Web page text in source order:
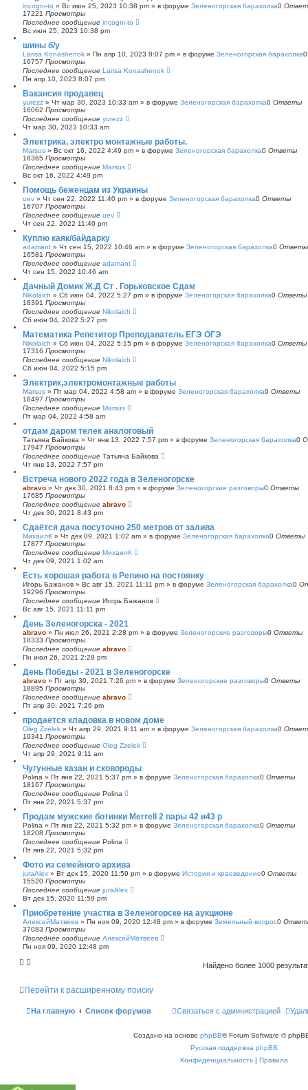
incogni-to » Вс июн 25, 2023 10:38 pm » в форуме Зеленогорская барахолка0
17221 Просмотры
Последнее сообщение incogni-to
Вс июн 25, 2023 10:38 pm
шины б/у
Larisa Konashenok » Пн апр 10, 2023 8:07 pm » в форуме Зеленогорская барахолка
16757 Просмотры
Последнее сообщение Larisa Konashenok
Пн апр 10, 2023 8:07 pm
Вакансия продавец
yurezz » Чт мар 30, 2023 10:33 am » в форуме Зеленогорская барахолка0 Ответы
16062 Просмотры
Последнее сообщение yurezz
Чт мар 30, 2023 10:33 am
Электрика, электро монтажные работы.
Marsus » Вс окт 16, 2022 4:49 pm » в форуме Зеленогорская барахолка0 Ответы
18365 Просмотры
Последнее сообщение Marsus
Вс окт 16, 2022 4:49 pm
Помощь беженцам из Украины
uev » Чт сен 22, 2022 11:40 pm » в форуме Зеленогорская барахолка0 Ответы
16707 Просмотры
Последнее сообщение uev
Чт сен 22, 2022 11:40 pm
Куплю каяк/байдарку
adamant » Чт сен 15, 2022 10:46 am » в форуме Зеленогорская барахолка0 Ответы
16581 Просмотры
Последнее сообщение adamant
Чт сен 15, 2022 10:46 am
Дачный Домик Ж.Д Ст . Горьковское Сдам
Nikolaich » Сб июн 04, 2022 5:27 pm » в форуме Зеленогорская барахолка0 Ответы
18391 Просмотры
Последнее сообщение Nikolaich
Сб июн 04, 2022 5:27 pm
Математика Репетитор Преподаватель ЕГЭ ОГЭ
Nikolaich » Сб июн 04, 2022 5:15 pm » в форуме Зеленогорская барахолка0 Ответы
17316 Просмотры
Последнее сообщение Nikolaich
Сб июн 04, 2022 5:15 pm
Электрик,электромонтажные работы
Marsus » Пт мар 04, 2022 4:58 am » в форуме Зеленогорская барахолка0 Ответы
18497 Просмотры
Последнее сообщение Marsus
Пт мар 04, 2022 4:58 am
отдам даром телек аналоговый
Татьяна Байкова » Чт янв 13, 2022 7:57 pm » в форуме Зеленогорская барахолка0
17947 Просмотры
Последнее сообщение Татьяна Байкова
Чт янв 13, 2022 7:57 pm
Встреча нового 2022 года в Зеленогорске
abravo » Чт дек 30, 2021 8:43 pm » в форуме Зеленогорские разговоры0 Ответы
17685 Просмотры
Последнее сообщение abravo
Чт дек 30, 2021 8:43 pm
Сдаётся дача посуточно 250 метров от залива
МихаилК » Чт дек 09, 2021 1:02 am » в форуме Зеленогорская барахолка0 Ответы
17877 Просмотры
Последнее сообщение МихаилК
Чт дек 09, 2021 1:02 am
Есть хорошая работа в Репино на постоянку
Игорь Бажанов » Вс авг 15, 2021 11:11 pm » в форуме Зеленогорская барахолка0
19296 Просмотры
Последнее сообщение Игорь Бажанов
Вс авг 15, 2021 11:11 pm
День Зеленогорска - 2021
abravo » Пн июл 26, 2021 2:28 pm » в форуме Зеленогорские разговоры0 Ответы
18333 Просмотры
Последнее сообщение abravo
Пн июл 26, 2021 2:28 pm
День Победы - 2021 в Зеленогорске
abravo » Пт апр 30, 2021 7:26 pm » в форуме Зеленогорские разговоры0 Ответы
18895 Просмотры
Последнее сообщение abravo
Пт апр 30, 2021 7:26 pm
продается кладовка в новом доме
Oleg Zzelek » Чт апр 29, 2021 9:11 am » в форуме Зеленогорская барахолка0
19341 Просмотры
Последнее сообщение Oleg Zzelek
Чт апр 29, 2021 9:11 am
Чугунные казан и сковороды
Polina » Пт янв 22, 2021 5:37 pm » в форуме Зеленогорская барахолка0 Ответы
18167 Просмотры
Последнее сообщение Polina
Пт янв 22, 2021 5:37 pm
Продам мужские ботинки Merrell 2 пары 42 и43 р
Polina » Пт янв 22, 2021 5:32 pm » в форуме Зеленогорская барахолка0 Ответы
18208 Просмотры
Последнее сообщение Polina
Пт янв 22, 2021 5:32 pm
Фото из семейного архива
juraAlex » Вт дек 15, 2020 11:59 pm » в форуме История и краеведение0 Ответы
15520 Просмотры
Последнее сообщение juraAlex
Вт дек 15, 2020 11:59 pm
Приобретение участка в Зеленогорске на аукционе
АлексейМатвеев » Пн ноя 09, 2020 12:48 pm » в форуме Земельный вопрос0
37083 Просмотры
Последнее сообщение АлексейМатвеев
Пн ноя 09, 2020 12:48 pm
Найдено более 1000
Перейти к расширенному поиску
На главную Список форумов Связаться с администрацией
Создано на основе phpBB® Forum Software ©
Русская поддержка phpBB
Конфиденциальность | Правила